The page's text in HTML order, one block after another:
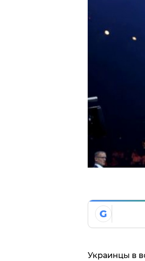
G
Украинцы в